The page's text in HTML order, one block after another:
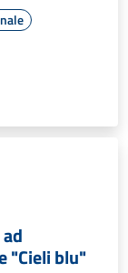
"Cieli blu"